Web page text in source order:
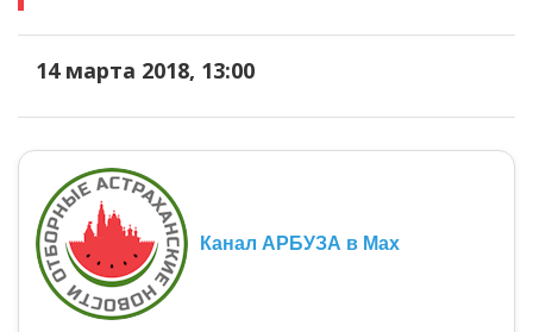
14 марта 2018, 13:00
Канал АРБУЗА в Max